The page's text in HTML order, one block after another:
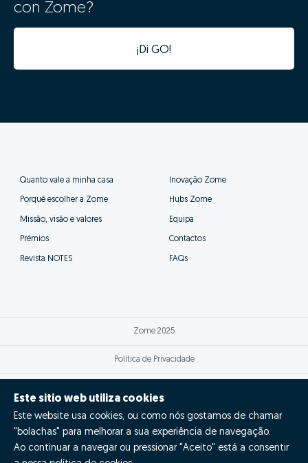
agilizando o processo.
um acompanhamento muito mais próximo e eficaz,
além de se poderem focar nas tarefas
Este sitio web utiliza cookies
Este website usa cookies, ou como nós gostamos de chamar
"bolachas" para melhorar a sua experiência de navegação.
Ao continuar a navegar ou pressionar "Aceito" está a consentir